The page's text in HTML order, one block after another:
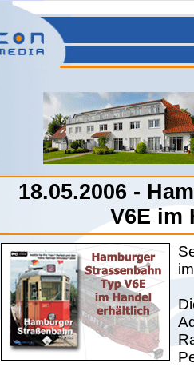
18.05.2006 -
V6E im